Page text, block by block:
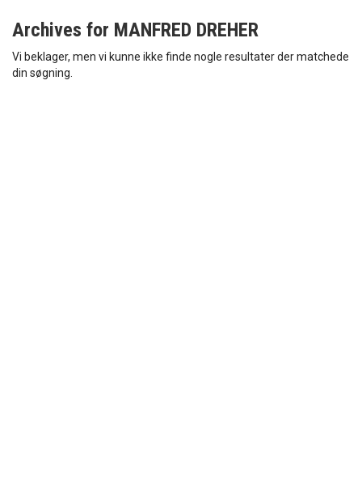
Archives for MANFRED DREHER
Vi beklager, men vi kunne ikke finde nogle resultater der matchede
din søgning.